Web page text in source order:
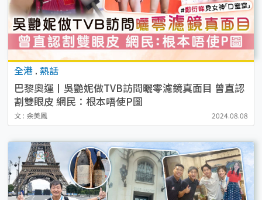
全港 . 熱話
巴黎奧運丨吳艷妮做TVB訪問曬零濾鏡真面目 曾直認
割雙眼皮 網民：根本唔使P圖
文 : 余美鳳 2024.08.08